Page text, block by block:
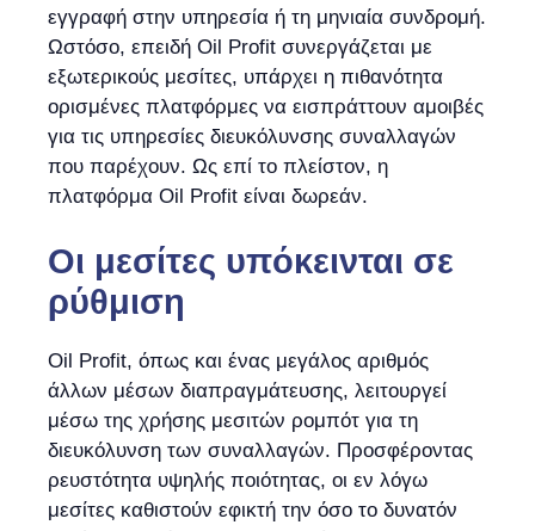
εγγραφή στην υπηρεσία ή τη μηνιαία συνδρομή.
Ωστόσο, επειδή Oil Profit συνεργάζεται με
εξωτερικούς μεσίτες, υπάρχει η πιθανότητα
ορισμένες πλατφόρμες να εισπράττουν αμοιβές
για τις υπηρεσίες διευκόλυνσης συναλλαγών
που παρέχουν. Ως επί το πλείστον, η
πλατφόρμα Oil Profit είναι δωρεάν.
Οι μεσίτες υπόκεινται σε
ρύθμιση
Oil Profit, όπως και ένας μεγάλος αριθμός
άλλων μέσων διαπραγμάτευσης, λειτουργεί
μέσω της χρήσης μεσιτών ρομπότ για τη
διευκόλυνση των συναλλαγών. Προσφέροντας
ρευστότητα υψηλής ποιότητας, οι εν λόγω
μεσίτες καθιστούν εφικτή την όσο το δυνατόν